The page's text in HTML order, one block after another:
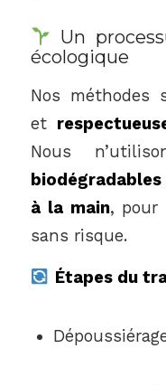
Un
écologique
Nos méthodes
et
Nous
biodégradables
à la main, pour
sans risque.
Étapes du